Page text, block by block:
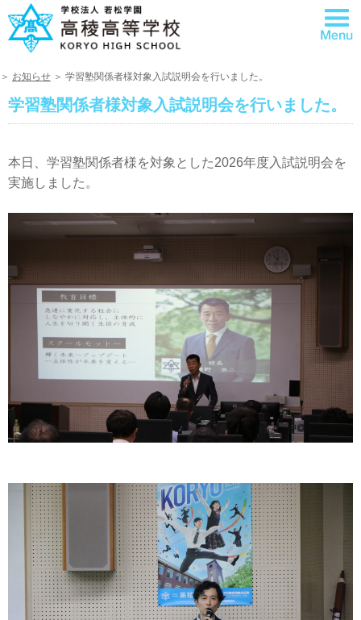
＞ お知らせ ＞ 学習塾関係者様対象入試説明会を行いました。
学習塾関係者様対象入試説明会を行いました。
本日、学習塾関係者様を対象とした2026年度入試説明会を
実施しました。